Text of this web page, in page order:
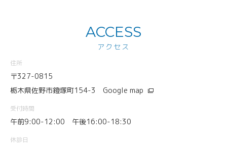
ACCESS
アクセス
住所
〒327-0815
栃木県佐野市鐙塚町154-3 Google map
受付時間
午前9:00-12:00 午後16:00-18:30
休診日